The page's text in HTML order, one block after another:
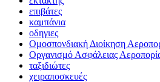
επιβάτες
καμπάνια
οδηγιες
Ομοσπονδιακή Διοίκηση
Οργανισμό Ασφάλειας
ταξιδιώτες
χειραποσκευές